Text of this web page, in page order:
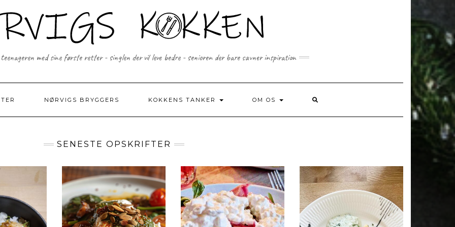
med sine første retter - singlen der vil leve bedre - senioren der bare savner inspiration
NØRVIGS BRYGGERS KOKKENS TANKER OM OS
SENESTE OPSKRIFTER